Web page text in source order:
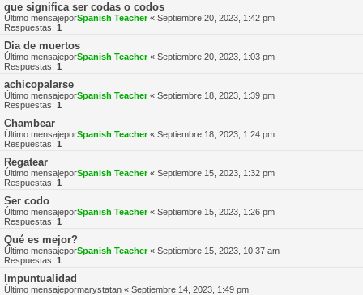
que significa ser codas o codos
Último mensajeporSpanish Teacher« Septiembre 20, 2023, 1:42 pm
Respuestas: 1
Dia de muertos
Último mensajeporSpanish Teacher« Septiembre 20, 2023, 1:03 pm
Respuestas: 1
achicopalarse
Último mensajeporSpanish Teacher« Septiembre 18, 2023, 1:39 pm
Respuestas: 1
Chambear
Último mensajeporSpanish Teacher« Septiembre 18, 2023, 1:24 pm
Respuestas: 1
Regatear
Último mensajeporSpanish Teacher« Septiembre 15, 2023, 1:32 pm
Respuestas: 1
Ser codo
Último mensajeporSpanish Teacher« Septiembre 15, 2023, 1:26 pm
Respuestas: 1
Qué es mejor?
Último mensajeporSpanish Teacher« Septiembre 15, 2023, 10:37 am
Respuestas: 1
Impuntualidad
Último mensajepormarystatan « Septiembre 14, 2023, 1:49 pm